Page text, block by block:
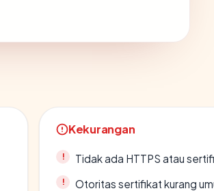
Kekurangan
Tidak ada HTTPS atau
Otoritas sertifikat kurang